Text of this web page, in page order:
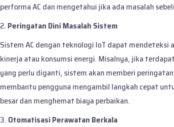
performa AC dan mengetahui jika ada masalah
2. Peringatan Dini Masalah Sistem
Sistem AC dengan teknologi IoT dapat mendeteksi
kinerja atau konsumsi energi. Misalnya, jika
yang perlu diganti, sistem akan memberi
membantu pengguna mengambil langkah cepat
besar dan menghemat biaya perbaikan.
3. Otomatisasi Perawatan Berkala